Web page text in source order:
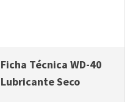
Ficha Técnica WD-40
Lubricante Seco